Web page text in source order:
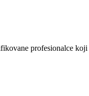
profesionalce